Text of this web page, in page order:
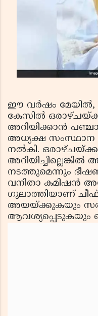
ഈ വര്‍ഷം മേയില്‍,
കേസില്‍
അറിയിക്കാന്‍
അധ്യക്ഷ സംസ്ഥാന
നല്‍കി.
നടത്തുമെന്നും
വനിതാ കമിഷന്‍
ഗുലാത്തിയാണ്
അയയ്ക്കുകയും
ആവശ്യപ്പെടുകയും